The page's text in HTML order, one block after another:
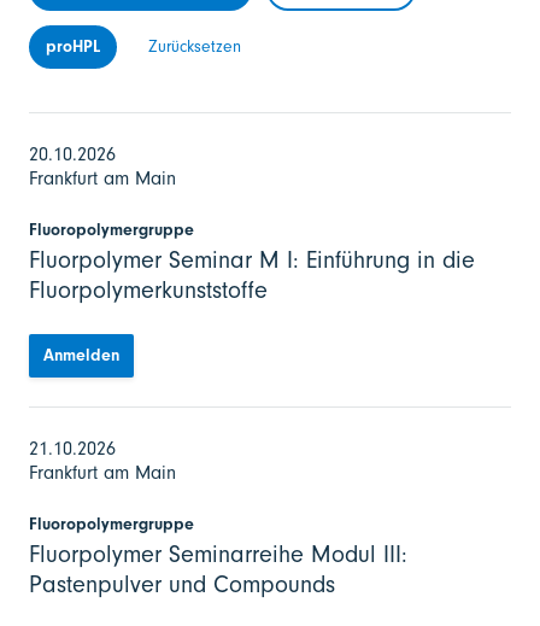
proHPL Zurücksetzen
20.10.2026
Frankfurt am Main
Fluoropolymergruppe
Fluorpolymer Seminar M I: Einführung in die
Fluorpolymerkunststoffe
Anmelden
21.10.2026
Frankfurt am Main
Fluoropolymergruppe
Fluorpolymer Seminarreihe Modul III:
Pastenpulver und Compounds